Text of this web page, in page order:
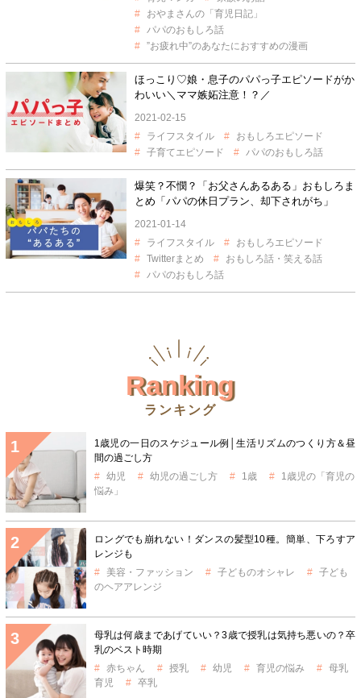
おやまさんの「育児日記」
パパのおもしろ話
”お疲れ中”のあなたにおすすめの漫画
ほっこり♡娘・息子のパパっ子エピソードがか
わいい＼ママ嫉妬注意！？／
2021-02-15
ライフスタイル
おもしろエピソード
子育てエピソード
パパのおもしろ話
爆笑？不憫？「お父さんあるある」おもしろま
とめ「パパの休日プラン、却下されがち」
2021-01-14
ライフスタイル
おもしろエピソード
Twitterまとめ
おもしろ話・笑える話
パパのおもしろ話
Ranking
ランキング
1歳児の一日のスケジュール例│生活リズムのつくり方＆昼
間の過ごし方
幼児
幼児の過ごし方 1歳
1歳児の「育児の
悩み」
ロングでも崩れない！ダンスの髪型10種。簡単、下ろすア
レンジも
美容・ファッション
子どものオシャレ
子ども
のヘアアレンジ
母乳は何歳まであげていい？3歳で授乳は気持ち悪いの？卒
乳のベスト時期
赤ちゃん
授乳 幼児 育児の悩み
母乳
育児
卒乳